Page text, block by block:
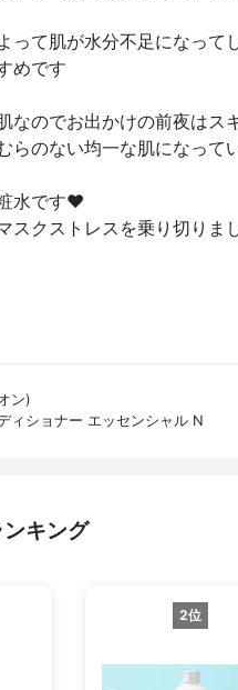
って肌が水分不足になって
めです
なのでお出かけの前夜はス
らのない均一な肌になって
水です❤︎
スクストレスを乗り切りま
ン)
ィショナー エッセンシャル N
キング
2位